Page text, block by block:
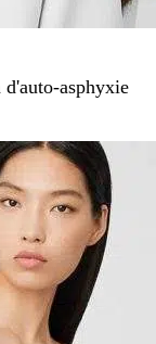
asphyxie